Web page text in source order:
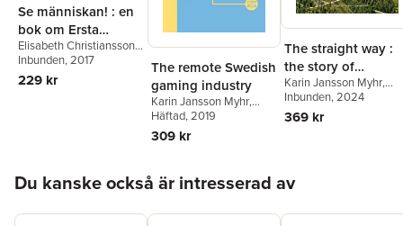
Se människan! : en
bok om Ersta
diakoni
Elisabeth Christiansson,
Motzi Eklöf,Karin
Jansson Myhr
Johan Tjärnlund
Inbunden, 2017
229 kr
The remote Swedish
gaming industry
Karin Jansson Myhr,
Dennis Avorin
Häftad, 2019
309 kr
The straight way :
the story of
Systemair
Karin Jansson Myhr,
Anders Houltz
Inbunden, 2024
369 kr
Du kanske också är intresserad av